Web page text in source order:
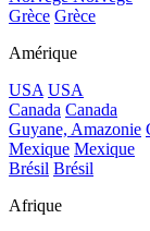
Grèce Grèce
Amérique
USA USA
Canada Canada
Guyane, Amazonie
Mexique Mexique
Brésil Brésil
Afrique